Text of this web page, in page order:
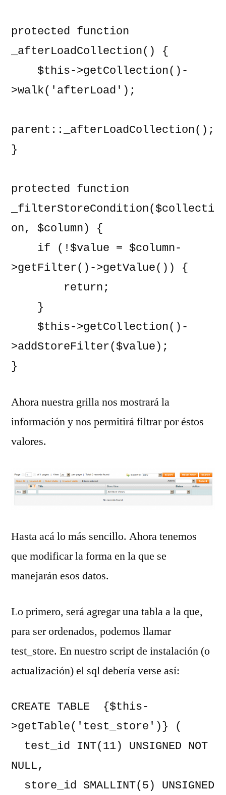
protected function
_afterLoadCollection() {
>walk('afterLoad');
parent::_afterLoadCollection();
}
protected function
_filterStoreCondition($collecti
on, $column) {
>getFilter()->getValue()) {
>addStoreFilter($value);
}
Ahora nuestra grilla nos mostrará la
información y nos permitirá filtrar por éstos
valores.
Hasta acá lo más sencillo. Ahora tenemos
que modificar la forma en la que se
manejarán esos datos.
Lo primero, será agregar una tabla a la que,
para ser ordenados, podemos llamar
test_store. En nuestro script de instalación (o
actualización) el sql debería verse así:
CREATE TABLE  {$this-
>getTable('test_store')} (
NULL,